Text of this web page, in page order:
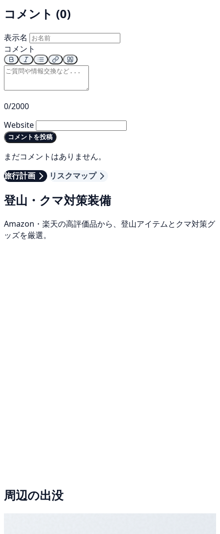
コメント (0)
表示名
コメント
0/2000
Website
コメントを投稿
まだコメントはありません。
旅行計画
リスクマップ
登山・クマ対策装備
Amazon・楽天の高評価品から、登山アイテムとクマ対策グ
ッズを厳選。
周辺の出没